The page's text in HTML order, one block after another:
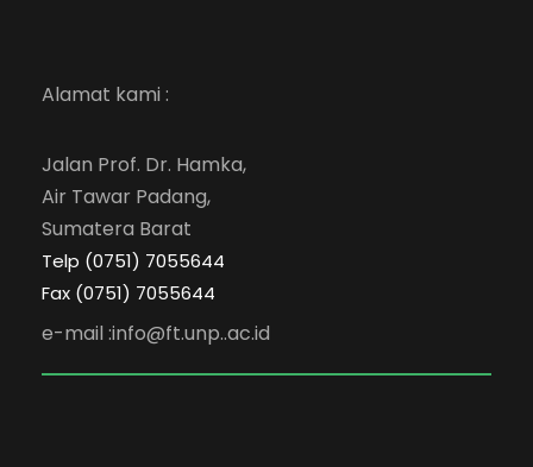
Alamat kami :
Jalan Prof. Dr. Hamka,
Air Tawar Padang,
Sumatera Barat
Telp (0751) 7055644
Fax (0751) 7055644
e-mail :info@ft.unp..ac.id